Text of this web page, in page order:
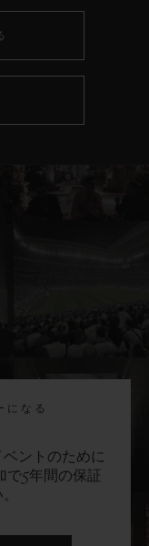
になる
ントのために
5年間の保証